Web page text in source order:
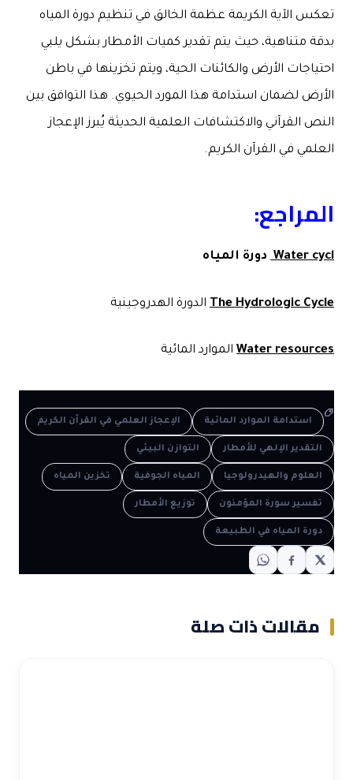
تعكس الآية الكريمة عظمة الخالق في تنظيم دورة المياه
بدقة متناهية، حيث يتم تقدير كميات الأمطار بشكل يلبي
احتياجات الأرض والكائنات الحية، ويتم تخزينها في باطن
الأرض لضمان استدامة هذا المورد الحيوي. هذا التوافق بين
النص القرآني والاكتشافات العلمية الحديثة يُبرز الإعجاز
العلمي في القرآن الكريم.
المراجع:
Water cycl دورة المياه
The Hydrologic Cycle الدورة الهدروجينية
Water resources الموارد المائية
استدامة الموارد المائية الإعجاز العلمي في القرآن الكريم
التقدير الإلهي للأمطار التوازن البيئي
العلوم والهيدرولوجيا المياه الجوفية تخزين المياه
تفسير سورة المؤمنون توزيع الأمطار
دورة المياه في الطبيعة
مقالات ذات صلة